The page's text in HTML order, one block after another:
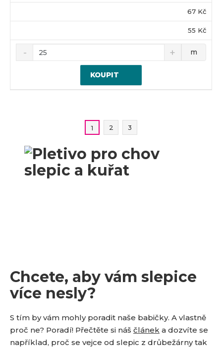
67 Kč
55 Kč
m
KOUPIT
1 2 3
Chcete, aby vám slepice
více nesly?
S tím by vám mohly poradit naše babičky. A vlastně
proč ne? Poradí! Přečtěte si náš článek a dozvíte se
například, proč se vejce od slepic z drůbežárny tak